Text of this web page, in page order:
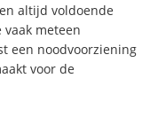
altijd voldoende
meteen
een noodvoorziening
voor de